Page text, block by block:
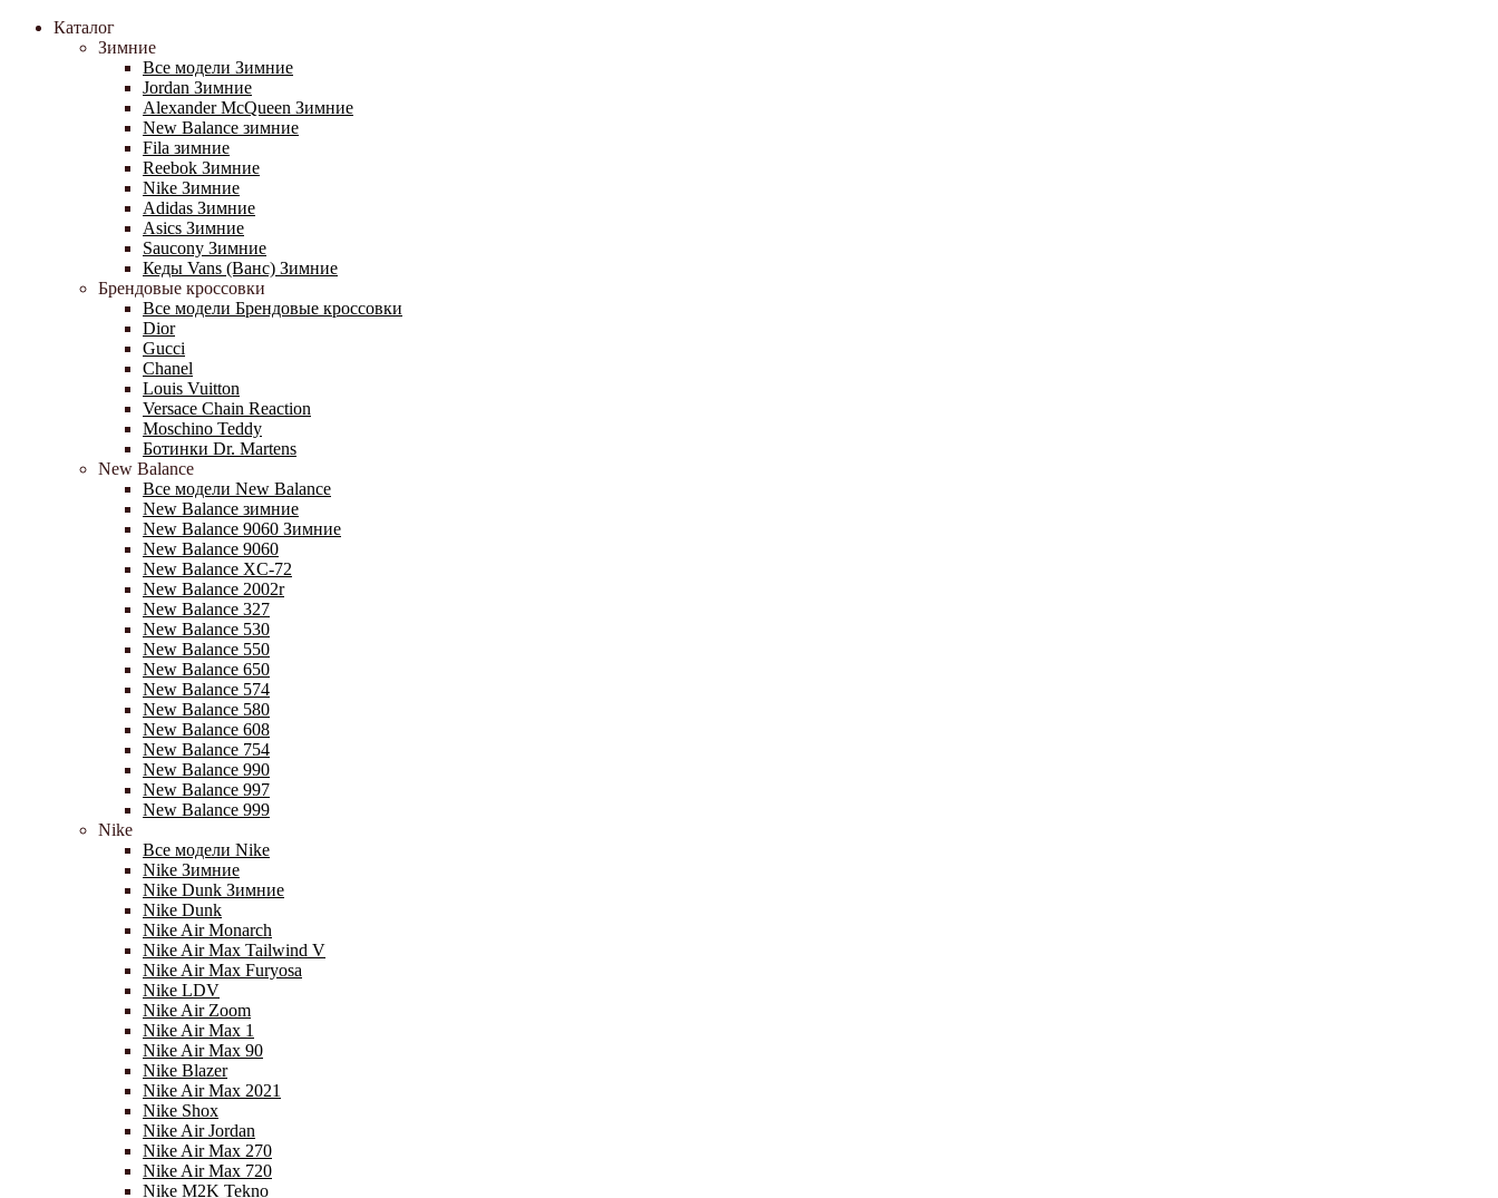
Каталог
Зимние
Все модели Зимние
Jordan Зимние
Alexander McQueen Зимние
New Balance зимние
Fila зимние
Reebok Зимние
Nike Зимние
Adidas Зимние
Asics Зимние
Saucony Зимние
Кеды Vans (Ванс) Зимние
Брендовые кроссовки
Все модели Брендовые кроссовки
Dior
Gucci
Chanel
Louis Vuitton
Versace Chain Reaction
Moschino Teddy
Ботинки Dr. Martens
New Balance
Все модели New Balance
New Balance зимние
New Balance 9060 Зимние
New Balance 9060
New Balance XC-72
New Balance 2002r
New Balance 327
New Balance 530
New Balance 550
New Balance 650
New Balance 574
New Balance 580
New Balance 608
New Balance 754
New Balance 990
New Balance 997
New Balance 999
Nike
Все модели Nike
Nike Зимние
Nike Dunk Зимние
Nike Dunk
Nike Air Monarch
Nike Air Max Tailwind V
Nike Air Max Furyosa
Nike LDV
Nike Air Zoom
Nike Air Max 1
Nike Air Max 90
Nike Blazer
Nike Air Max 2021
Nike Shox
Nike Air Jordan
Nike Air Max 270
Nike Air Max 720
Nike M2K Tekno